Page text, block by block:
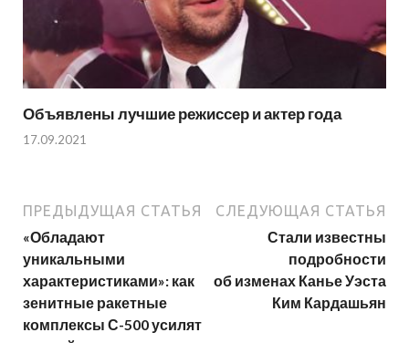
Объявлены лучшие режиссер и актер года
17.09.2021
ПРЕДЫДУЩАЯ СТАТЬЯ
«Обладают
уникальными
характеристиками»: как
зенитные ракетные
комплексы С-500 усилят
СЛЕДУЮЩАЯ СТАТЬЯ
Стали известны
подробности
об изменах Канье Уэста
Ким Кардашьян